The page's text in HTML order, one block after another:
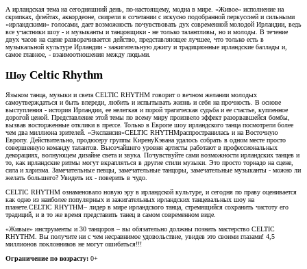
А ирландская тема на сегодняшний день, по-настоящему, модна в мире. «Живое» исполнение на
скрипках, флейтах, аккордеоне, свирели в сочетании с искусно подобранной перкуссией и сильными
«ирландскими» голосами, дает возможность почувствовать дух современной молодой Ирландии, ведь
все участники шоу - и музыканты и танцовщики - не только талантливы, но и молоды. В течение
двух часов на сцене разворачивается действо, представляющее лучшее, что только есть в
музыкальной культуре Ирландии - зажигательную джигу и традиционные ирландские баллады и,
самое главное, - взаимоотношения между людьми.
Шоу Celtic Rhythm
Языком танца, музыки и света CELTIC RHYTHM говорит о вечном желании молодых
самоутверждаться и быть впереди, любить и испытывать жизнь и себя на прочность. В основе
выступления - история Ирландии, ее нелегкая и порой трагическая судьба и ее счастье, купленное
дорогой ценой. Представление этой темы по всему миру произвело эффект разорвавшейся бомбы,
вызвав восторженные отклики в прессе. Только в Европе шоу ирландского танца посмотрели более
чем два миллиона зрителей. «Экспансия»CELTIC RHYTHMраспространилась и на Восточную
Европу. Действительно, продюсеру группы КиренуКэвана удалось собрать в одном месте просто
совершенную команду талантов. Высочайшего уровня артисты работают в профессиональных
декорациях, волнующем дизайне света и звука. Почувствуйте сами возможности ирландских танцев и
то, как ирландские ритмы могут вкрапляться в другие стили музыки. Это просто торнадо на сцене,
сила и харизма. Замечательные певцы, замечательные танцоры, замечательные музыканты - можно ли
желать большего? Увидеть их - поверить в чудо.
CELTIC RHYTHM ознаменовало новую эру в ирландской культуре, и сегодня по праву оценивается
как одно из наиболее популярных и зажигательных ирландских танцевальных шоу на
планете.CELTIC RHYTHM– лидер в мире ирландского танца, стремящийся сохранить чистоту его
традиций, и в то же время представить танец в самом современном виде.
«Живые» инструменты и 30 танцоров – вы обязательно должны познать мастерство CELTIC
RHYTHM. Вы получите ни с чем несравнимое удовольствие, увидев это своими глазами! 4,5
миллионов поклонников не могут ошибаться!!!
Ограничение по возрасту: 0+